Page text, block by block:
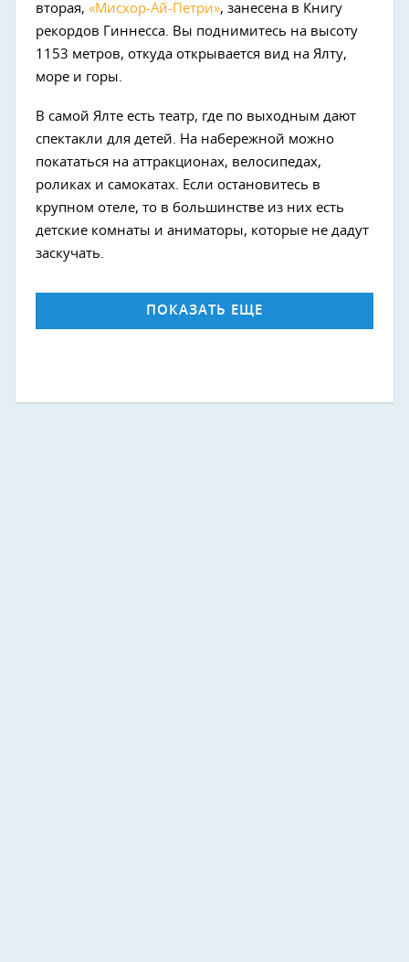
вторая, «Мисхор-Ай-Петри», занесена в Книгу
рекордов Гиннесса. Вы поднимитесь на высоту
1153 метров, откуда открывается вид на Ялту,
море и горы.
В самой Ялте есть театр, где по выходным дают
спектакли для детей. На набережной можно
покататься на аттракционах, велосипедах,
роликах и самокатах. Если остановитесь в
крупном отеле, то в большинстве из них есть
детские комнаты и аниматоры, которые не дадут
заскучать.
ПОКАЗАТЬ ЕЩЕ